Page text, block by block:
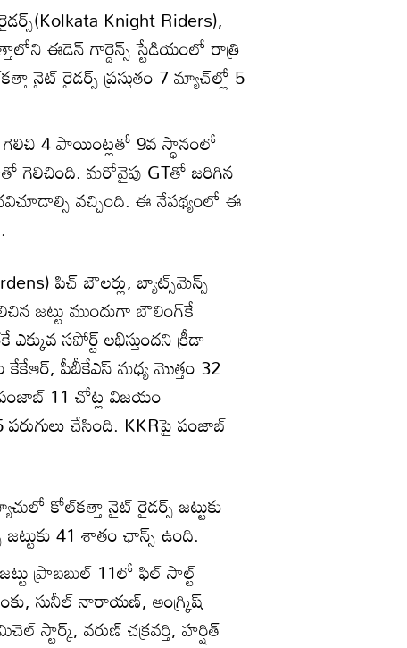
Knight Riders),
ఈడెన్ గార్డెన్స్ స్టేడియంలో రాత్రి
నైట్ రైడర్స్ ప్రస్తుతం 7 మ్యాచ్‌ల్లో 5
4 పాయింట్లతో 9వ స్థానంలో
గెలిచింది. మరోవైపు GTతో జరిగిన
వచ్చింది. ఈ నేపథ్యంలో ఈ
పిచ్ బౌలర్లు, బ్యాట్స్‌మెన్స్
జట్టు ముందుగా బౌలింగ్‌కే
ఎక్కువ సపోర్ట్ లభిస్తుందని క్రీడా
కేకేఆర్, పీబీకేఎస్ మధ్య మొత్తం 32
11 చోట్ల విజయం
చేసింది. KKRపై పంజాబ్
కోల్‌కత్తా నైట్ రైడర్స్ జట్టుకు
41 శాతం ఛాన్స్ ఉంది.
ప్రాబబుల్ 11లో ఫిల్ సాల్ట్
సునీల్ నారాయణ్, అంగ్క్రిష్
స్టార్క్, వరుణ్ చక్రవర్తి, హర్షిత్